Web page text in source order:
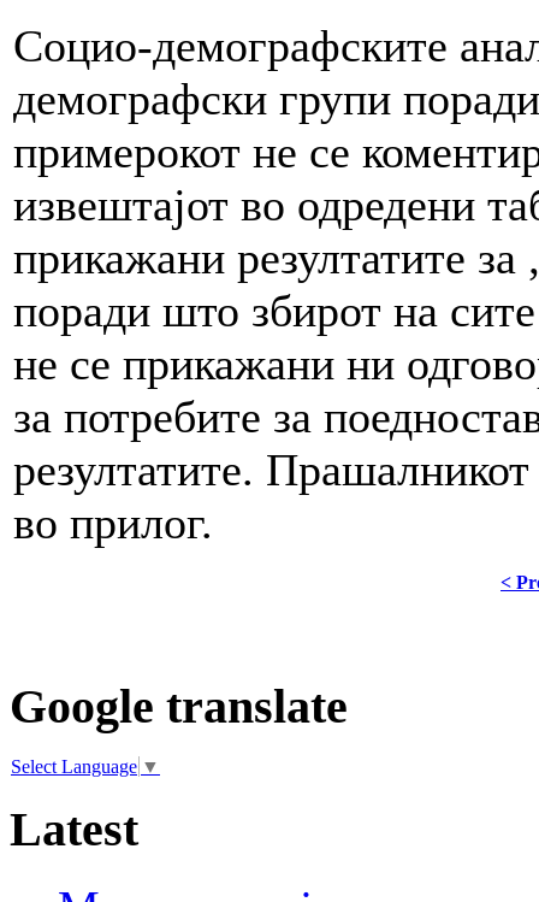
Социо-демографските
демографски групи
примерокот не се
извештајот во одредени
прикажани резултатите за
поради што збирот на
не се прикажани ни
за потребите за
резултатите.
во прилог.
<
Google translate
Select Language ▼
Latest